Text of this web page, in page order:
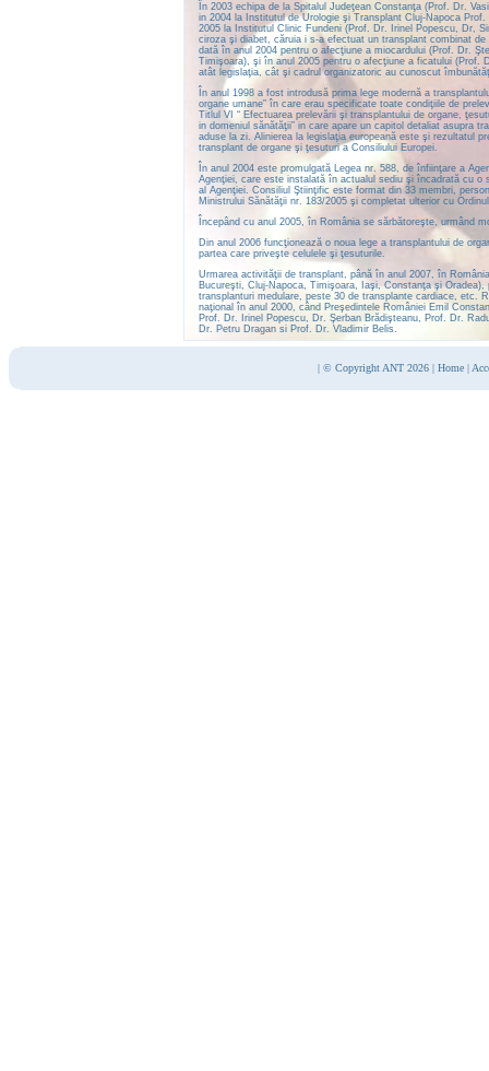
În 2003 echipa de la Spitalul Judeţean Constanţa (Prof. Dr.
in 2004 la Institutul de Urologie şi Transplant Cluj-Napoca
2005 la Institutul Clinic Fundeni (Prof. Dr. Irinel Popescu, Dr,
ciroza şi diabet, căruia i s-a efectuat un transplant combinat
dată în anul 2004 pentru o afecţiune a miocardului (Prof. Dr.
Timişoara), şi în anul 2005 pentru o afecţiune a ficatului
atât legislaţia, cât şi cadrul organizatoric au cunoscut
În anul 1998 a fost introdusă prima lege modernă a
organe umane” în care erau specificate toate condiţiile de
Titlul VI “ Efectuarea prelevării şi transplantului de organe,
in domeniul sănătăţii” in care apare un capitol detaliat asupra
aduse la zi. Alinierea la legislaţia europeană este şi rezultatul
transplant de organe şi ţesuturi a Consiliului Europei.
În anul 2004 este promulgată Legea nr. 588, de înfiinţare a
Agenţiei, care este instalată în actualul sediu şi încadrată cu o
al Agenţiei. Consiliul Ştiinţific este format din 33 membri,
Ministrului Sănătăţii nr. 183/2005 şi completat ulterior cu
Începând cu anul 2005, în România se sărbătoreşte, urmând
Din anul 2006 funcţionează o noua lege a transplantului de
partea care priveşte celulele şi ţesuturile.
Urmarea activităţii de transplant, până în anul 2007, în
Bucureşti, Cluj-Napoca, Timişoara, Iaşi, Constanţa şi
transplanturi medulare, peste 30 de transplante cardiace, etc.
naţional în anul 2000, când Preşedintele României Emil
Prof. Dr. Irinel Popescu, Dr. Şerban Brădişteanu, Prof. Dr.
Dr. Petru Dragan si Prof. Dr. Vladimir Belis.
| © Copyright ANT 2026 | Home |